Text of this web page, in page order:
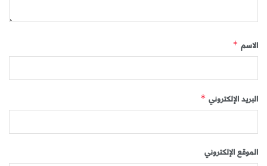
الاسم *
البريد الإلكتروني *
الموقع الإلكتروني